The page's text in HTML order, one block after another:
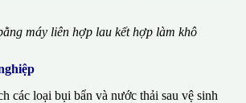
máy liên hợp lau kết hợp làm khô
các loại bụi bẩn và nước thải sau vệ sinh